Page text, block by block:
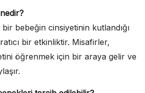
bebeğin cinsiyetinin kutlandığı
bir etkinliktir. Misafirler,
öğrenmek için bir araya gelir ve